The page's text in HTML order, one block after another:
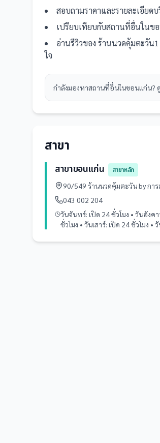
สอบถามราคาและรายละเอียด
เปรียบเทียบกับสถานที่อื่นในข
อ่านรีวิวของ ร้านนวดคุ้มตะวัน
ใจ
กำลังมองหาสถานที่อื่นในขอนแก่น?
สาขา
สาขาขอนแก่น
สาขาหลัก
90/549 ร้านนวดคุ้มตะวัน by การ
043 002 204
วันจันทร์: เปิด 24 ชั่วโมง • วันอังค
ชั่วโมง • วันเสาร์: เปิด 24 ชั่วโมง •